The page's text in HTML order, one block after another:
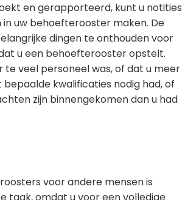
en gerapporteerd, kunt u notities
uw behoefterooster maken. De
dingen te onthouden voor
u een behoefterooster opstelt.
te veel personeel was, of dat u meer
kwalificaties nodig had, of
zijn binnengekomen dan u had
voor andere mensen is